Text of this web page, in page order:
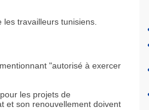
travailleurs tunisiens.
"autorisé à exercer
les projets de
et son renouvellement doivent